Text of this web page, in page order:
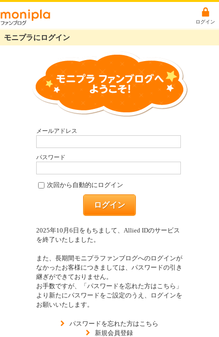
ログイン
モニプラにログイン
メールアドレス
パスワード
次回から自動的にログイン
ログイン
2025年10月6日をもちまして、Allied IDのサービス
を終了いたしました。
また、長期間モニプラファンブログへのログインが
なかったお客様につきましては、パスワードの引き
継ぎができておりません。
お手数ですが、「パスワードを忘れた方はこちら」
より新たにパスワードをご設定のうえ、ログインを
お願いいたします。
パスワードを忘れた方はこちら
新規会員登録